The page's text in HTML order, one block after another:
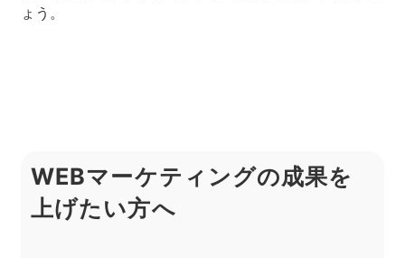
ょう。
WEBマーケティングの成果を
上げたい方へ